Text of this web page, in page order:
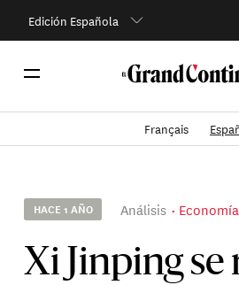
Edición Española
Français
HACE 1 AÑO Análisis Economía
Xi Jinping se